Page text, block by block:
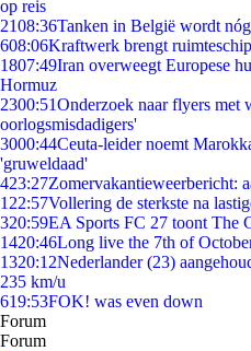
op reis
2108:36Tanken in België wordt
608:06Kraftwerk brengt
1807:49Iran overweegt Europese
Hormuz
2300:51Onderzoek naar flyers met
oorlogsmisdadigers'
3000:44Ceuta-leider noemt
'gruweldaad'
423:27Zomervakantieweerbericht:
1 22:57Vollering de sterkste na
320:59EA Sports FC 27 toont The
1420:46Long live the 7th of
1320:12Nederlander (23)
235 km/u
619:53FOK! was even down
Forum
Forum